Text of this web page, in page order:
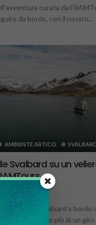
curata da
da bordo, con il nostro...
AMBIENTE ARTICO
Svalbard su un
14 Giugno 2025
viaggio alle Svalbard a
Molto più di un